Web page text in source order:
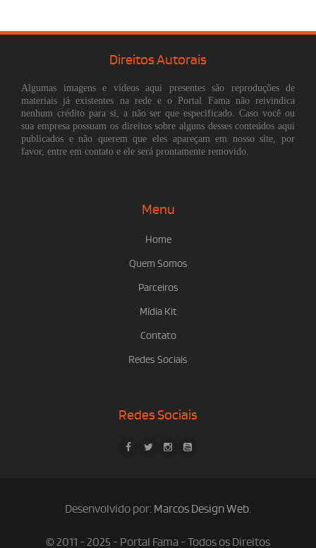
Direitos Autorais
Algumas imagens e vídeos aqui presentes são reproduções de
materiais já existentes na rede e o Portal Fama não reivindica
nenhum crédito para si, a não ser que especificado. Caso você ou
sua empresa possuam os direitos sobre alguns desses conteúdos aqui
publicados e não querem que eles apareçam em nosso site, por
favor, entre em contato e ele será prontamente removido.
Menu
Home
Quem Somos
Parceiros
Mídia Kit
Contato
Redes Sociais
Redes Sociais
Desenvolvido por: Marcos Design Web.
© 2011 - 2025 - Portal Fama - Todos os Direitos